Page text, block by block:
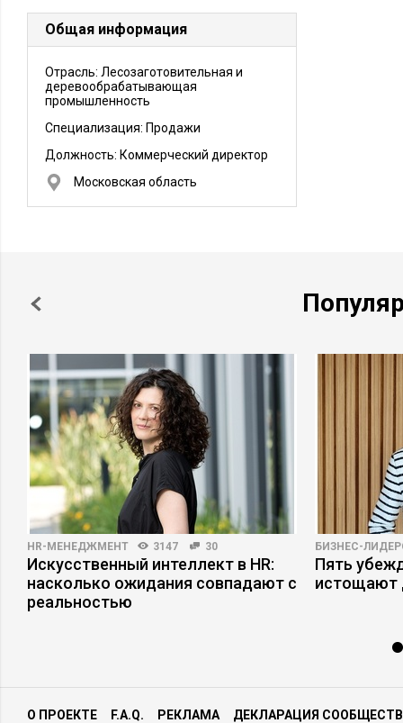
Общая информация
Отрасль: Лесозаготовительная и
деревообрабатывающая
промышленность
Специализация: Продажи
Должность: Коммерческий директор
Московская область
HR-МЕНЕДЖМЕНТ 3147 30
Искусственный интеллект в HR:
насколько ожидания совпадают с
реальностью
БИЗНЕС-
Пять
истощают
О ПРОЕКТЕ F.A.Q. РЕКЛАМА ДЕКЛАРАЦИЯ